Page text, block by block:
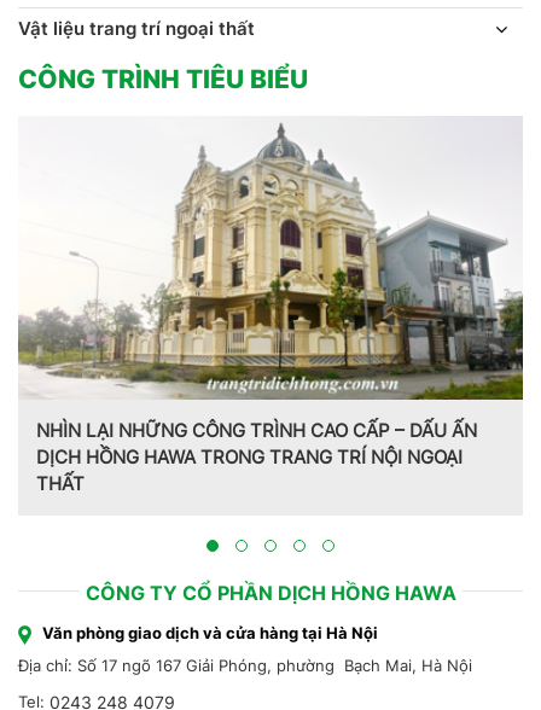
Vật liệu trang trí ngoại thất
CÔNG TRÌNH TIÊU BIỂU
NHÌN LẠI NHỮNG CÔNG TRÌNH CAO CẤP – DẤU ẤN
DỊCH HỒNG HAWA TRONG TRANG TRÍ NỘI NGOẠI
THẤT
CÔNG TY CỔ PHẦN DỊCH HỒNG HAWA
Văn phòng giao dịch và cửa hàng tại Hà Nội
Địa chỉ: Số 17 ngõ 167 Giải Phóng, phường Bạch Mai, Hà Nội
Tel: 0243 248 4079